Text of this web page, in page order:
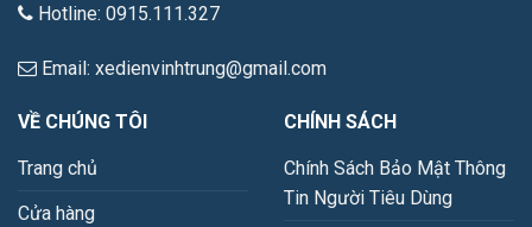
Hotline: 0915.111.327
Email: xedienvinhtrung@gmail.com
VỀ CHÚNG TÔI
Trang chủ
Cửa hàng
CHÍNH SÁCH
Chính Sách Bảo Mật Thông
Tin Người Tiêu Dùng